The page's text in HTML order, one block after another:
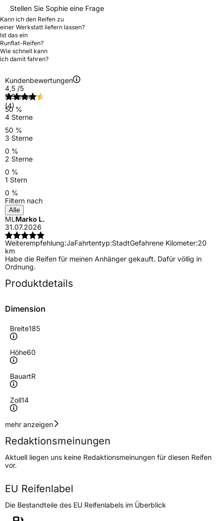
Stellen Sie Sophie eine Frage
Kann ich den Reifen zu
einer Werkstatt liefern lassen?
Ist das ein
Runflat-Reifen?
Wie schnell kann
ich damit fahren?
Kundenbewertungen
4,5 /5
(4)
5 Sterne
50 %
4 Sterne
50 %
3 Sterne
0 %
2 Sterne
0 %
1 Stern
0 %
Filtern nach
Alle
MLMarko L.
31.07.2026
Weiterempfehlung:JaFahrtentyp:StadtGefahrene Kilometer:20
km
Habe die Reifen für meinen Anhänger gekauft. Dafür völlig in
Ordnung.
Produktdetails
Dimension
Breite185
Höhe60
BauartR
Zoll14
Geschwindigkeitsindex
Höchstgeschwindigkeit
210 km/h
Lastindex82
Höchstlast475 kg
Generelle Merkmale
mehr anzeigen
Redaktionsmeinungen
Aktuell liegen uns keine Redaktionsmeinungen für diesen Reifen
vor.
EU Reifenlabel
Die Bestandteile des EU Reifenlabels im Überblick